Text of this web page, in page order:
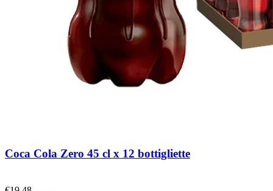
Coca Cola Zero 45 cl x 12 bottigliette